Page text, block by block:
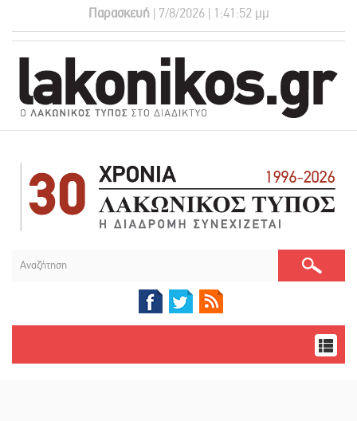
Παρασκευή | 7/8/2026 | 1:41:52 μμ